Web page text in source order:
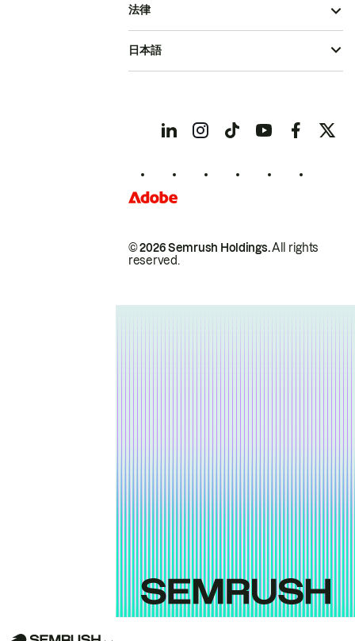
© 2026 Semrush Holdings.All rights
reserved.
法律
日本語